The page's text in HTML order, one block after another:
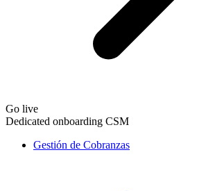
Go live
Dedicated onboarding CSM
Gestión de Cobranzas